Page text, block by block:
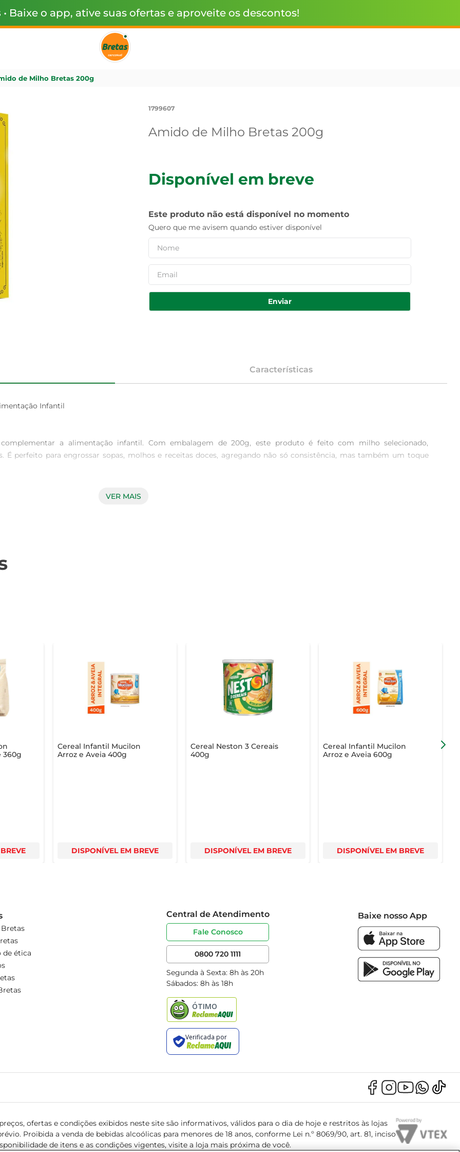
• Baixe o app, ative suas ofertas e aproveite os descontos!
de Milho Bretas 200g
1799607
Amido de Milho Bretas 200g
Disponível em breve
Este produto não está disponível no momento
Quero que me avisem quando estiver disponível
Enviar
Características
Infantil
a alimentação infantil. Com embalagem de 200g, este produto é feito com milho selecionado,
É perfeito para engrossar sopas, molhos e receitas doces, agregando não só consistência, mas também um toque
O Amido de Milho Bretas é desenvolvido seguindo padrões rigorosos, preparando um produto que respeita as
VER MAIS
360g
Cereal Infantil Mucilon
Arroz e Aveia 400g
DISPONÍVEL EM BREVE
Cereal Neston 3 Cereais
400g
DISPONÍVEL EM BREVE
Cereal Infantil Mucilon
Arroz e Aveia 600g
DISPONÍVEL EM BREVE
de ética
Central de Atendimento
Fale Conosco
0800 720 1111
Segunda à Sexta: 8h às 20h
Sábados: 8h às 18h
Baixe nosso App
ofertas e condições exibidos neste site são informativos, válidos para o dia de hoje e restritos às lojas
Proibida a venda de bebidas alcoólicas para menores de 18 anos, conforme Lei n.º 8069/90, art. 81, inciso
de itens e as condições vigentes, visite a loja mais próxima de você.